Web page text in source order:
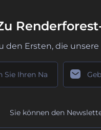
den Ersten, die
Sie können den